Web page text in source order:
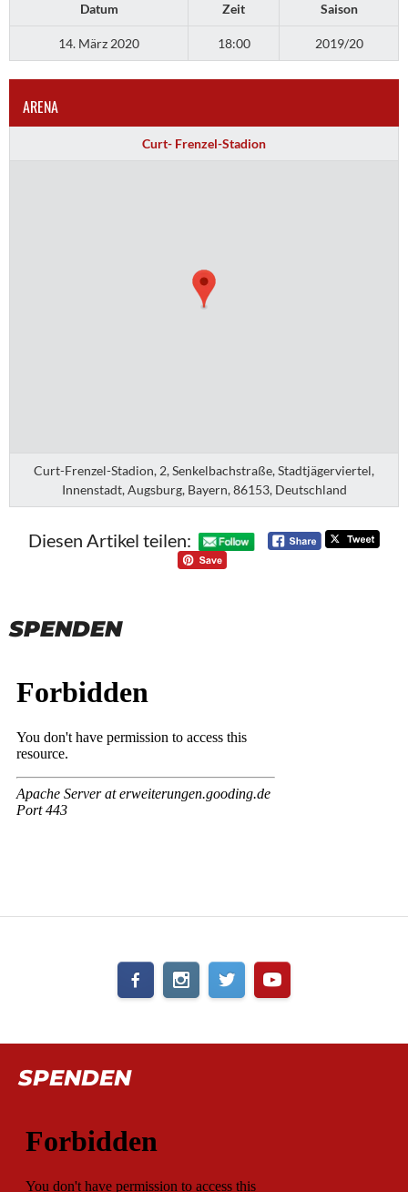
Datum Zeit Saison
14. März 2020 18:00 2019/20
ARENA
Curt- Frenzel-Stadion
Curt-Frenzel-Stadion, 2, Senkelbachstraße, Stadtjägerviertel,
Innenstadt, Augsburg, Bayern, 86153, Deutschland
Diesen Artikel teilen:
SPENDEN
SPENDEN